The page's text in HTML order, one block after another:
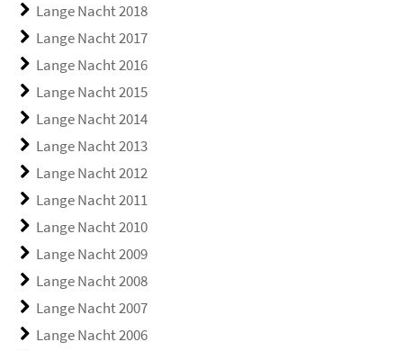
Lange Nacht 2018
Lange Nacht 2017
Lange Nacht 2016
Lange Nacht 2015
Lange Nacht 2014
Lange Nacht 2013
Lange Nacht 2012
Lange Nacht 2011
Lange Nacht 2010
Lange Nacht 2009
Lange Nacht 2008
Lange Nacht 2007
Lange Nacht 2006